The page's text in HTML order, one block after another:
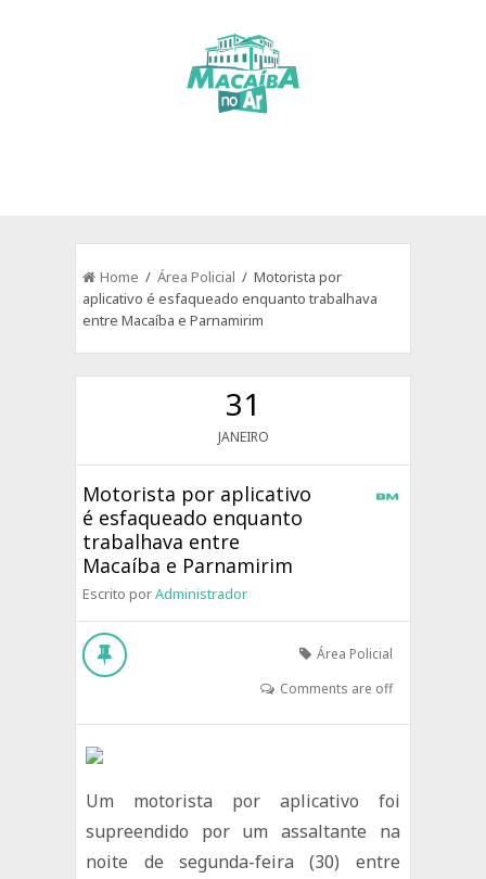
Home /Área Policial / Motorista por
aplicativo é esfaqueado enquanto trabalhava
entre Macaíba e Parnamirim
31
JANEIRO
Motorista por aplicativo
é esfaqueado enquanto
trabalhava entre
Macaíba e Parnamirim
Escrito porAdministrador
Área Policial
Comments are off
Um motorista por aplicativo foi
supreendido por um assaltante na
noite de segunda-feira (30) entre